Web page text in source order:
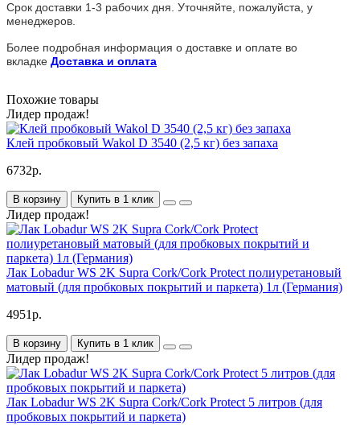
Срок доставки 1-3 рабочих дня. Уточняйте, пожалуйста, у
менеджеров.
Более подробная информация о доставке и оплате во
вкладке Доставка и оплата
Похожие товары
Лидер продаж!
Клей пробковый Wakol D 3540 (2,5 кг) без запаха
6732р.
В корзину Купить в 1 клик
Лидер продаж!
Лак Lobadur WS 2K Supra Cork/Cork Protect полиуретановый
матовый (для пробковых покрытий и паркета) 1л (Германия)
4951р.
В корзину Купить в 1 клик
Лидер продаж!
Лак Lobadur WS 2K Supra Cork/Cork Protect 5 литров (для
пробковых покрытий и паркета)